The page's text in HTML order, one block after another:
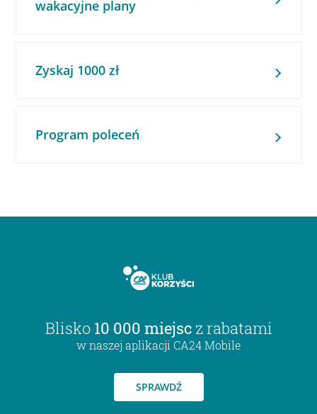
wakacyjne plany
Zyskaj 1000 zł
Program poleceń
Blisko 10 000 miejsc z rabatami
w naszej aplikacji CA24 Mobile
SPRAWDŹ